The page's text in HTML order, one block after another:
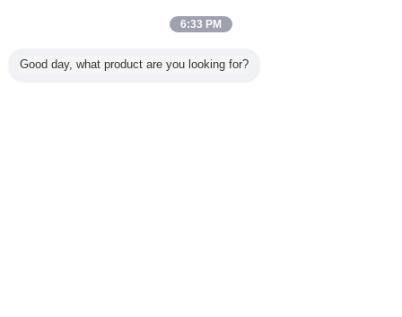
すべての製品
6:33 PM
Good day, what product are you looking for?